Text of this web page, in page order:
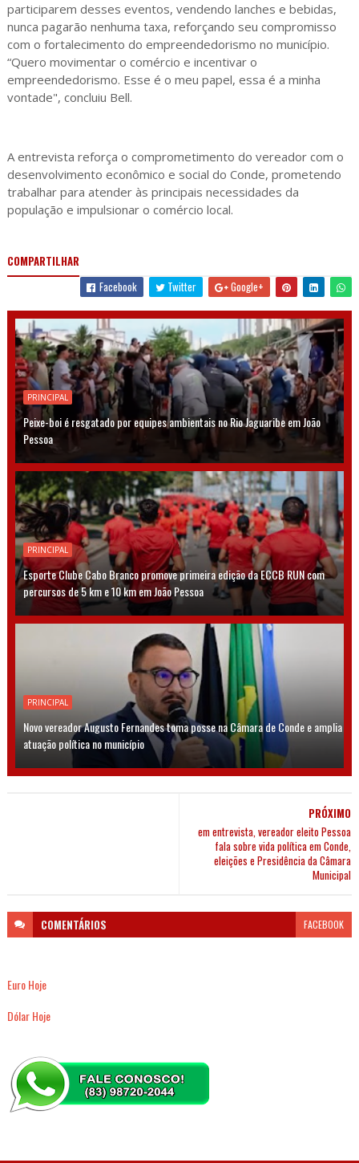
participarem desses eventos, vendendo lanches e bebidas,
nunca pagarão nenhuma taxa, reforçando seu compromisso
com o fortalecimento do empreendedorismo no município.
“Quero movimentar o comércio e incentivar o
empreendedorismo. Esse é o meu papel, essa é a minha
vontade", concluiu Bell.
A entrevista reforça o comprometimento do vereador com o
desenvolvimento econômico e social do Conde, prometendo
trabalhar para atender às principais necessidades da
população e impulsionar o comércio local.
COMPARTILHAR
Facebook
Twitter Google+
PRINCIPAL
Peixe-boi é resgatado por equipes ambientais no Rio Jaguaribe em João
Pessoa
PRINCIPAL
Esporte Clube Cabo Branco promove primeira edição da ECCB RUN com
percursos de 5 km e 10 km em João Pessoa
PRINCIPAL
Novo vereador Augusto Fernandes toma posse na Câmara de Conde e amplia
atuação política no município
PRÓXIMO
em entrevista, vereador eleito Pessoa
fala sobre vida política em Conde,
eleições e Presidência da Câmara
Municipal
COMENTÁRIOS FACEBOOK
Euro Hoje
Dólar Hoje